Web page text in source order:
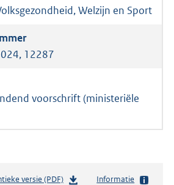
Welzijn en Sport
12287
voorschrift (ministeriële
versie (PDF)b
Informatie